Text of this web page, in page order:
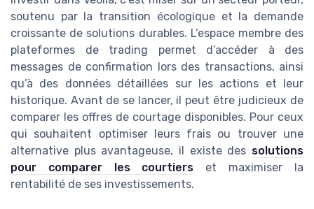
soutenu par la transition écologique et la demande
croissante de solutions durables. L’espace membre des
plateformes de trading permet d’accéder à des
messages de confirmation lors des transactions, ainsi
qu’à des données détaillées sur les actions et leur
historique. Avant de se lancer, il peut être judicieux de
comparer les offres de courtage disponibles. Pour ceux
qui souhaitent optimiser leurs frais ou trouver une
alternative plus avantageuse, il existe des solutions
pour comparer les courtiers et maximiser la
rentabilité de ses investissements.